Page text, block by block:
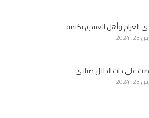
الغرام وأهل العشق تكتمه
2024
على ذات الدلال صبابتي
2024